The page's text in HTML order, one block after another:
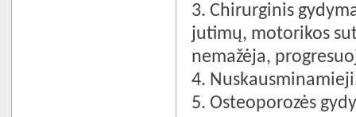
3. Chirurginis
jutimų, motorikos
nemažėja,
4.
5. Osteoporozės